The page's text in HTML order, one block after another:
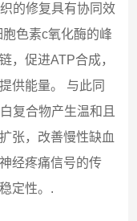
的修复具有协同效
色素c氧化酶的峰
，促进ATP合成，
供能量。 与此同
复合物产生温和且
张，改善慢性缺血
经疼痛信号的传
定性。.